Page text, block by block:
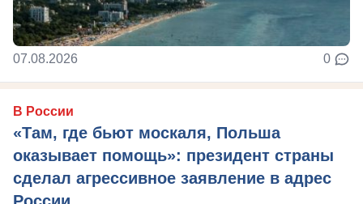
07.08.2026 0
В России
«Там, где бьют москаля, Польша
оказывает помощь»: президент страны
сделал агрессивное заявление в адрес